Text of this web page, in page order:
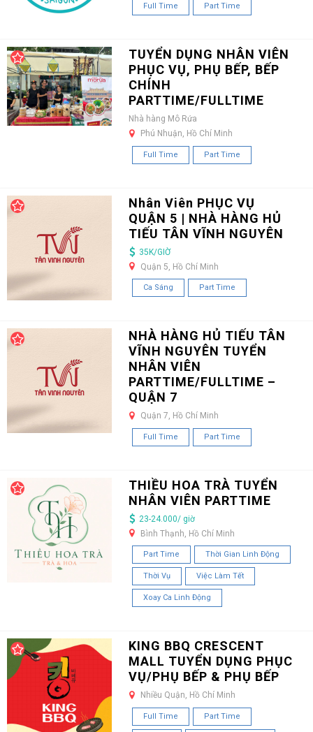
Full Time Part Time
TUYỂN DỤNG NHÂN VIÊN
PHỤC VỤ, PHỤ BẾP, BẾP
CHÍNH
PARTTIME/FULLTIME
Nhà hàng Mô Rứa
Phú Nhuận, Hồ Chí Minh
Full Time Part Time
Nhân Viên PHỤC VỤ
QUẬN 5 | NHÀ HÀNG HỦ
TIẾU TÂN VĨNH NGUYÊN
35K/GIỜ
Quận 5, Hồ Chí Minh
Ca Sáng Part Time
NHÀ HÀNG HỦ TIẾU TÂN
VĨNH NGUYÊN TUYỂN
NHÂN VIÊN
PARTTIME/FULLTIME –
QUẬN 7
Quận 7, Hồ Chí Minh
Full Time Part Time
THIỀU HOA TRÀ TUYỂN
NHÂN VIÊN PARTTIME
23-24.000/ giờ
Bình Thạnh, Hồ Chí Minh
Part Time Thời Gian Linh Động
Thời Vụ Việc Làm Tết
Xoay Ca Linh Động
KING BBQ CRESCENT
MALL TUYỂN DỤNG PHỤC
VỤ/PHỤ BẾP & PHỤ BẾP
Nhiều Quận, Hồ Chí Minh
Full Time Part Time